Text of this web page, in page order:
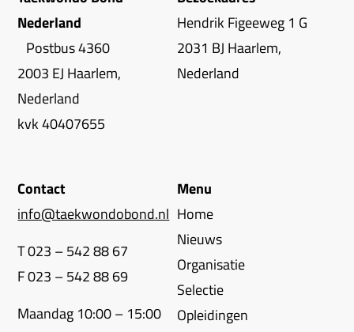
Nederland
Postbus 4360
2003 EJ Haarlem,
Nederland
kvk 40407655
Hendrik Figeeweg 1 G
2031 BJ Haarlem,
Nederland
Contact
info@taekwondobond.nl
T 023 – 542 88 67
F 023 – 542 88 69
Maandag 10:00 – 15:00
Menu
Home
Nieuws
Organisatie
Selectie
Opleidingen